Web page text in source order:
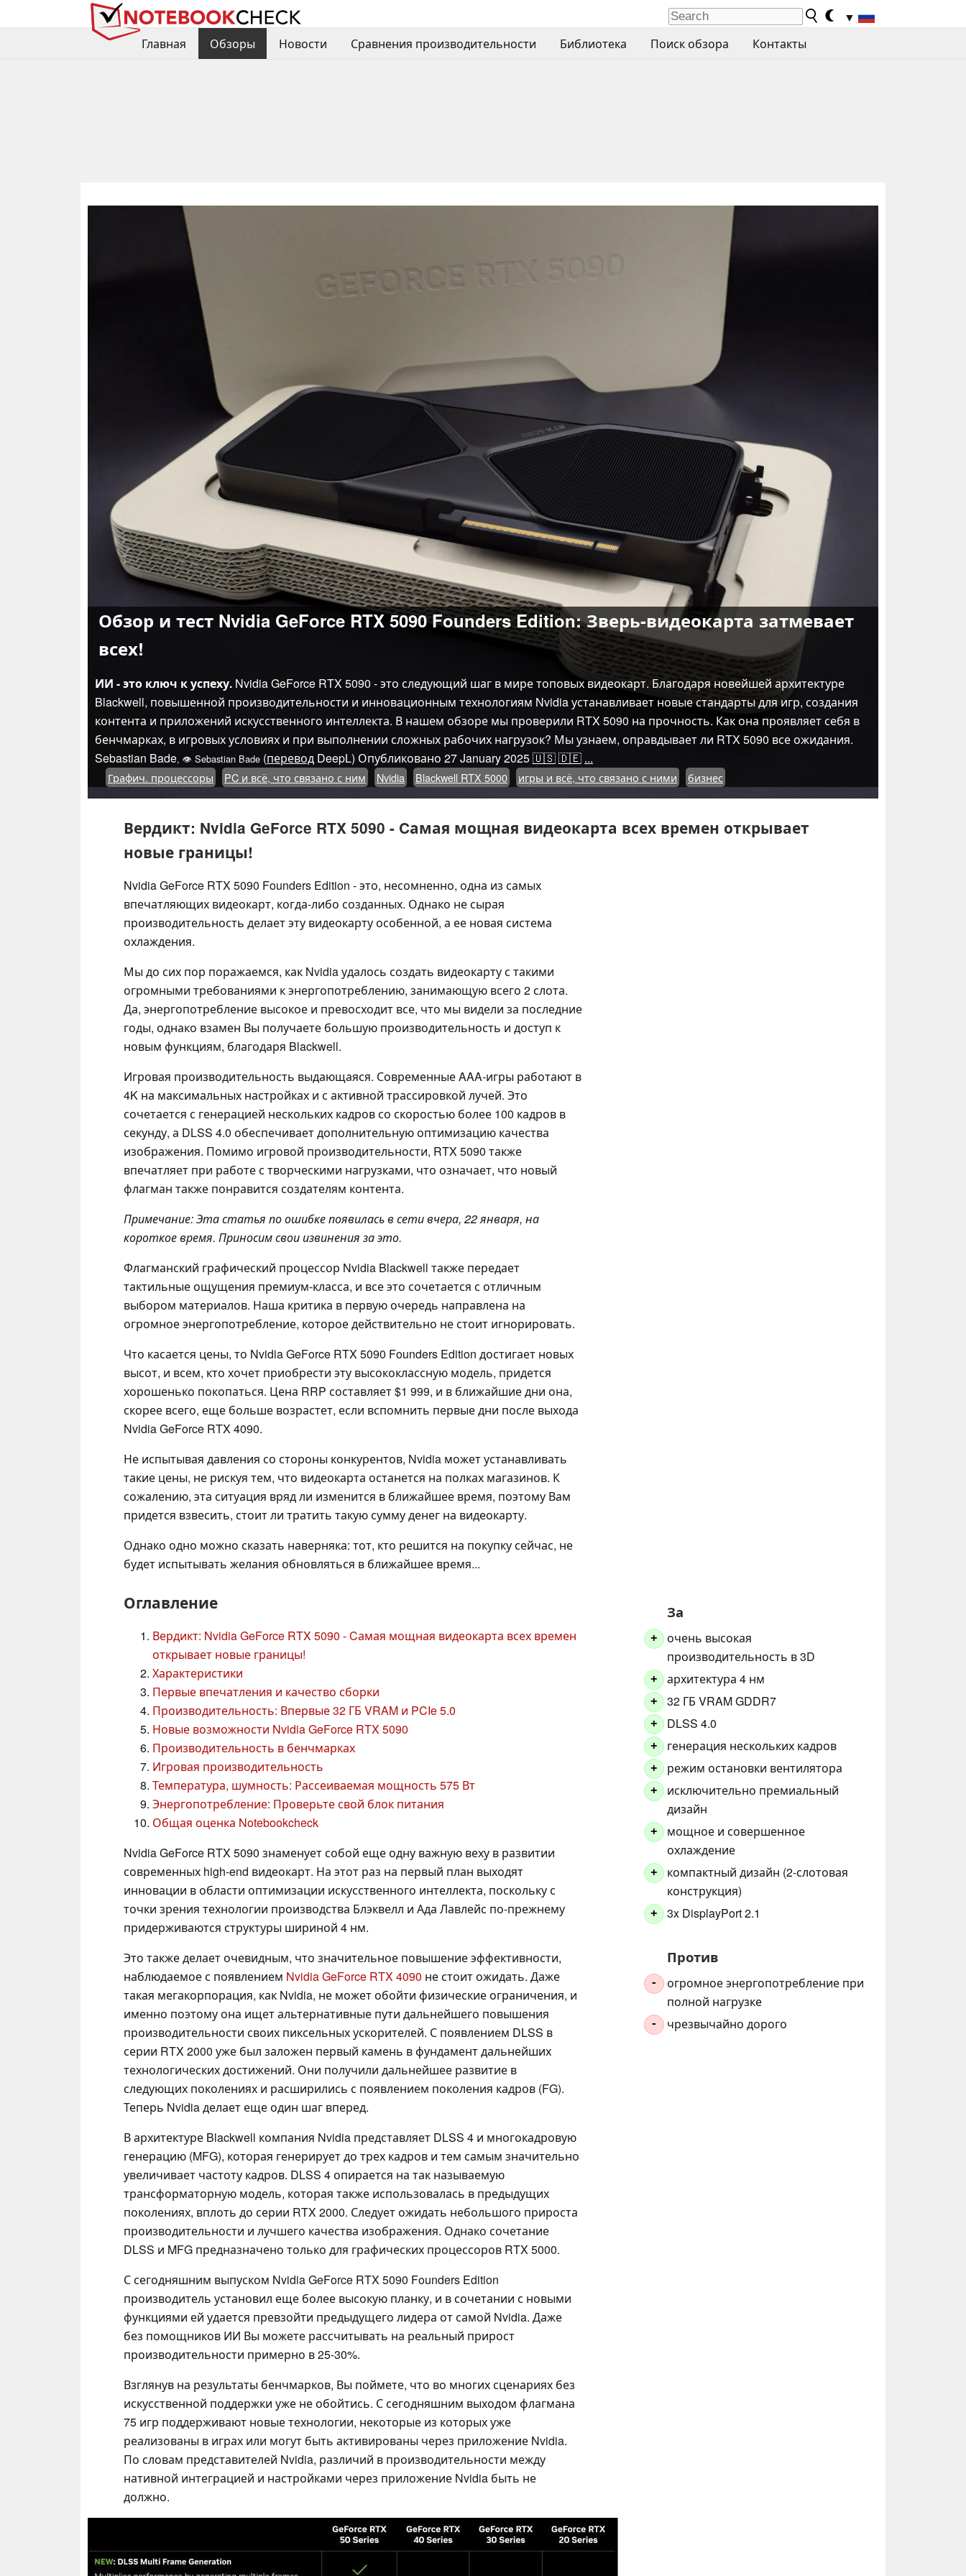
▼
Главная
Обзоры Новости Сравнения производительности Библиотека Поиск обзора Контакты
Обзор и тест Nvidia GeForce RTX 5090 Founders Edition: Зверь-видеокарта затмевает
всех!
ИИ - это ключ к успеху. Nvidia GeForce RTX 5090 - это следующий шаг в мире топовых видеокарт. Благодаря новейшей архитектуре
Blackwell, повышенной производительности и инновационным технологиям Nvidia устанавливает новые стандарты для игр, создания
контента и приложений искусственного интеллекта. В нашем обзоре мы проверили RTX 5090 на прочность. Как она проявляет себя в
бенчмарках, в игровых условиях и при выполнении сложных рабочих нагрузок? Мы узнаем, оправдывает ли RTX 5090 все ожидания.
Sebastian Bade, 👁 Sebastian Bade (перевод DeepL) Опубликовано 27 January 2025🇺🇸🇩🇪 ...
Графич. процессоры PC и всё, что связано с ним Nvidia Blackwell RTX 5000 игры и всё, что связано с ними бизнес
Вердикт: Nvidia GeForce RTX 5090 - Cамая мощная видеокарта всех времен открывает
новые границы!
Nvidia GeForce RTX 5090 Founders Edition - это, несомненно, одна из самых
впечатляющих видеокарт, когда-либо созданных. Однако не сырая
производительность делает эту видеокарту особенной, а ее новая система
охлаждения.
Мы до сих пор поражаемся, как Nvidia удалось создать видеокарту с такими
огромными требованиями к энергопотреблению, занимающую всего 2 слота.
Да, энергопотребление высокое и превосходит все, что мы видели за последние
годы, однако взамен Вы получаете большую производительность и доступ к
новым функциям, благодаря Blackwell.
Игровая производительность выдающаяся. Современные AAA-игры работают в
4K на максимальных настройках и с активной трассировкой лучей. Это
сочетается с генерацией нескольких кадров со скоростью более 100 кадров в
секунду, а DLSS 4.0 обеспечивает дополнительную оптимизацию качества
изображения. Помимо игровой производительности, RTX 5090 также
впечатляет при работе с творческими нагрузками, что означает, что новый
флагман также понравится создателям контента.
Примечание: Эта статья по ошибке появилась в сети вчера, 22 января, на
короткое время. Приносим свои извинения за это.
Флагманский графический процессор Nvidia Blackwell также передает
тактильные ощущения премиум-класса, и все это сочетается с отличным
выбором материалов. Наша критика в первую очередь направлена на
огромное энергопотребление, которое действительно не стоит игнорировать.
Что касается цены, то Nvidia GeForce RTX 5090 Founders Edition достигает новых
высот, и всем, кто хочет приобрести эту высококлассную модель, придется
хорошенько покопаться. Цена RRP составляет $1 999, и в ближайшие дни она,
скорее всего, еще больше возрастет, если вспомнить первые дни после выхода
Nvidia GeForce RTX 4090.
Не испытывая давления со стороны конкурентов, Nvidia может устанавливать
такие цены, не рискуя тем, что видеокарта останется на полках магазинов. К
сожалению, эта ситуация вряд ли изменится в ближайшее время, поэтому Вам
придется взвесить, стоит ли тратить такую сумму денег на видеокарту.
Однако одно можно сказать наверняка: тот, кто решится на покупку сейчас, не
будет испытывать желания обновляться в ближайшее время...
За
+
очень высокая
производительность в 3D
+ архитектура 4 нм
+ 32 ГБ VRAM GDDR7
+ DLSS 4.0
+ генерация нескольких кадров
+ режим остановки вентилятора
+
исключительно премиальный
дизайн
+
мощное и совершенное
охлаждение
+
компактный дизайн (2-слотовая
конструкция)
+ 3x DisplayPort 2.1
Против
-
огромное энергопотребление при
полной нагрузке
- чрезвычайно дорого
Оглавление
Вердикт: Nvidia GeForce RTX 5090 - Cамая мощная видеокарта всех времен
открывает новые границы!
Характеристики
Первые впечатления и качество сборки
Производительность: Впервые 32 ГБ VRAM и PCIe 5.0
Новые возможности Nvidia GeForce RTX 5090
Производительность в бенчмарках
Игровая производительность
Температура, шумность: Рассеиваемая мощность 575 Вт
Энергопотребление: Проверьте свой блок питания
Общая оценка Notebookcheck
Nvidia GeForce RTX 5090 знаменует собой еще одну важную веху в развитии
современных high-end видеокарт. На этот раз на первый план выходят
инновации в области оптимизации искусственного интеллекта, поскольку с
точки зрения технологии производства Блэквелл и Ада Лавлейс по-прежнему
придерживаются структуры шириной 4 нм.
Это также делает очевидным, что значительное повышение эффективности,
наблюдаемое с появлением Nvidia GeForce RTX 4090 не стоит ожидать. Даже
такая мегакорпорация, как Nvidia, не может обойти физические ограничения, и
именно поэтому она ищет альтернативные пути дальнейшего повышения
производительности своих пиксельных ускорителей. С появлением DLSS в
серии RTX 2000 уже был заложен первый камень в фундамент дальнейших
технологических достижений. Они получили дальнейшее развитие в
следующих поколениях и расширились с появлением поколения кадров (FG).
Теперь Nvidia делает еще один шаг вперед.
В архитектуре Blackwell компания Nvidia представляет DLSS 4 и многокадровую
генерацию (MFG), которая генерирует до трех кадров и тем самым значительно
увеличивает частоту кадров. DLSS 4 опирается на так называемую
трансформаторную модель, которая также использовалась в предыдущих
поколениях, вплоть до серии RTX 2000. Следует ожидать небольшого прироста
производительности и лучшего качества изображения. Однако сочетание
DLSS и MFG предназначено только для графических процессоров RTX 5000.
С сегодняшним выпуском Nvidia GeForce RTX 5090 Founders Edition
производитель установил еще более высокую планку, и в сочетании с новыми
функциями ей удается превзойти предыдущего лидера от самой Nvidia. Даже
без помощников ИИ Вы можете рассчитывать на реальный прирост
производительности примерно в 25-30%.
Взглянув на результаты бенчмарков, Вы поймете, что во многих сценариях без
искусственной поддержки уже не обойтись. С сегодняшним выходом флагмана
75 игр поддерживают новые технологии, некоторые из которых уже
реализованы в играх или могут быть активированы через приложение Nvidia.
По словам представителей Nvidia, различий в производительности между
нативной интеграцией и настройками через приложение Nvidia быть не
должно.